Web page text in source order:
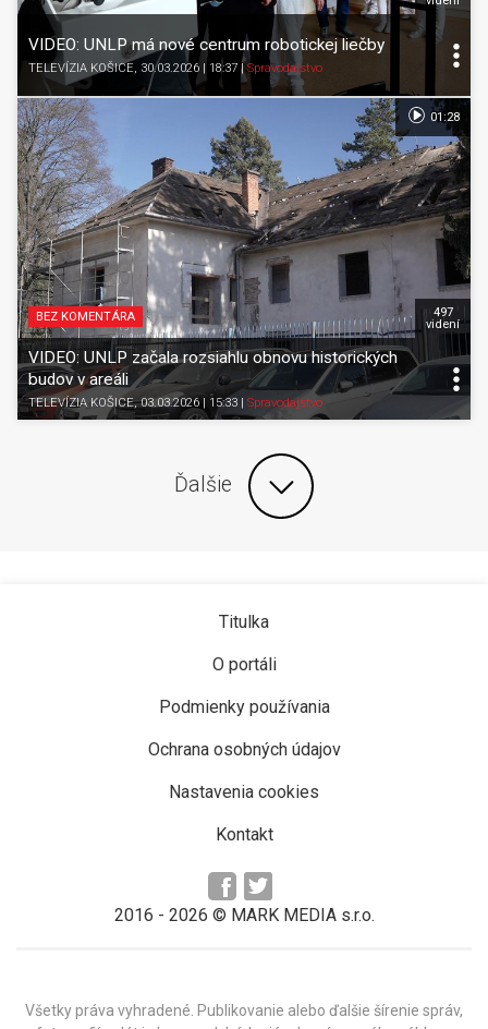
VIDEO: UNLP má nové centrum robotickej liečby
TELEVÍZIA KOŠICE, 30.03.2026 | 18:37 |Spravodajstvo
BEZ KOMENTÁRA
VIDEO: UNLP začala rozsiahlu obnovu historických
budov v areáli
TELEVÍZIA KOŠICE, 03.03.2026 | 15:33 Spravodajstvo
497
videní
01:28
Ďalšie
Titulka
O portáli
Podmienky používania
Ochrana osobných údajov
Nastavenia cookies
Kontakt
2016 - 2026 © MARK MEDIA s.r.o.
Všetky práva vyhradené. Publikovanie alebo ďalšie šírenie správ,